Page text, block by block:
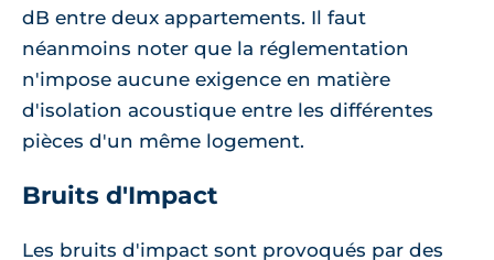
dB entre deux appartements. Il faut
néanmoins noter que la réglementation
n'impose aucune exigence en matière
d'isolation acoustique entre les différentes
pièces d'un même logement.
Bruits d'Impact
Les bruits d'impact sont provoqués par des